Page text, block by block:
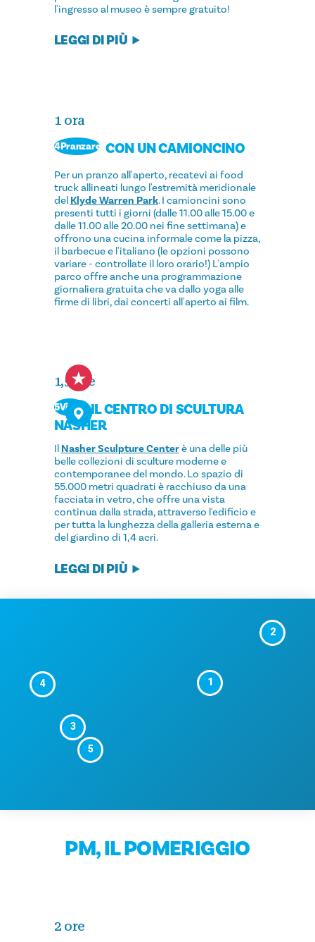
l'ingresso al museo è sempre gratuito!
LEGGI DI PIÙ
1 ora
4Pranzare CON UN CAMIONCINO
Per un pranzo all'aperto, recatevi ai food
truck allineati lungo l'estremità meridionale
del Klyde Warren Park. I camioncini sono
presenti tutti i giorni (dalle 11.00 alle 15.00 e
dalle 11.00 alle 20.00 nei fine settimana) e
offrono una cucina informale come la pizza,
il barbecue e l'italiano (le opzioni possono
variare - controllate il loro orario!) L'ampio
parco offre anche una programmazione
giornaliera gratuita che va dallo yoga alle
firme di libri, dai concerti all'aperto ai film.
1,5 ore
5Visita IL CENTRO DI SCULTURA
NASHER
Il Nasher Sculpture Centerè una delle più
belle collezioni di sculture moderne e
contemporanee del mondo. Lo spazio di
55.000 metri quadrati è racchiuso da una
facciata in vetro, che offre una vista
continua dalla strada, attraverso l'edificio e
per tutta la lunghezza della galleria esterna e
del giardino di 1,4 acri.
LEGGI DI PIÙ
1
2
3
4
5
PM, IL POMERIGGIO
2 ore